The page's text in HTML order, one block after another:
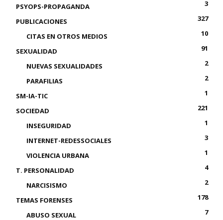
PSYOPS-PROPAGANDA
3
PUBLICACIONES
327
CITAS EN OTROS MEDIOS
10
SEXUALIDAD
91
NUEVAS SEXUALIDADES
2
PARAFILIAS
2
SM-IA-TIC
1
SOCIEDAD
221
INSEGURIDAD
1
INTERNET-REDESSOCIALES
3
VIOLENCIA URBANA
1
T. PERSONALIDAD
4
NARCISISMO
2
TEMAS FORENSES
178
ABUSO SEXUAL
7